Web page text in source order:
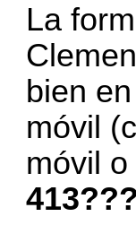
La
bien
móvil
móvil
413???